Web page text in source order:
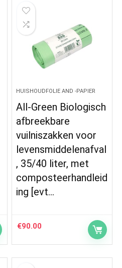
HUISHOUDFOLIE AND -PAPIER
All-Green Biologisch
afbreekbare
vuilniszakken voor
levensmiddelenafval
, 35/40 liter, met
composteerhandleid
ing [evt…
€90.00